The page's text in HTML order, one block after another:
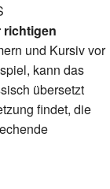
richtigen
und Kursiv vor
kann das
übersetzt
findet, die